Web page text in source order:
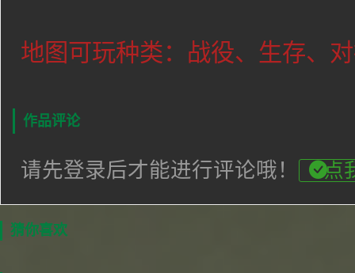
地图可玩种类：战役、生存、
作品评论
请先登录后才能进行评论哦！ 点
猜你喜欢